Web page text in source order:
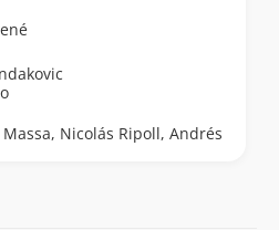
Massa, Nicolás Ripoll, Andrés